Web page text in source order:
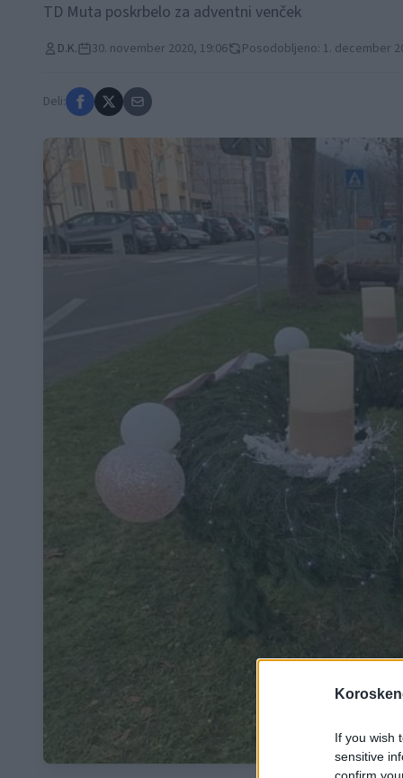
If you wish
sensitive
confirm
TD Muta poskrbelo za adventni venček
D.K. 30. november 2020, 19:06 Posodobljeno: 1. december
Deli: